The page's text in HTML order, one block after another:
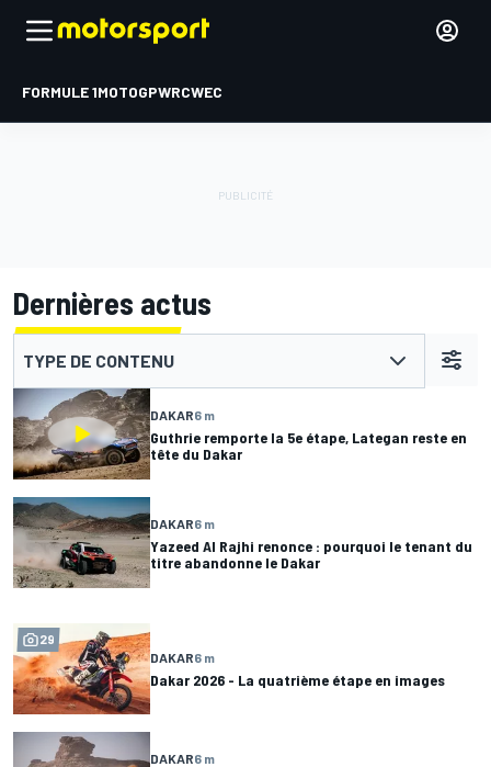
FORMULE 1MOTOGPWRCWEC
Dernières actus
TYPE DE CONTENU
DAKAR6 m
Guthrie remporte la 5e étape, Lategan reste en
tête du Dakar
DAKAR6 m
Yazeed Al Rajhi renonce : pourquoi le tenant du
titre abandonne le Dakar
29
DAKAR6 m
Dakar 2026 - La quatrième étape en images
DAKAR6 m